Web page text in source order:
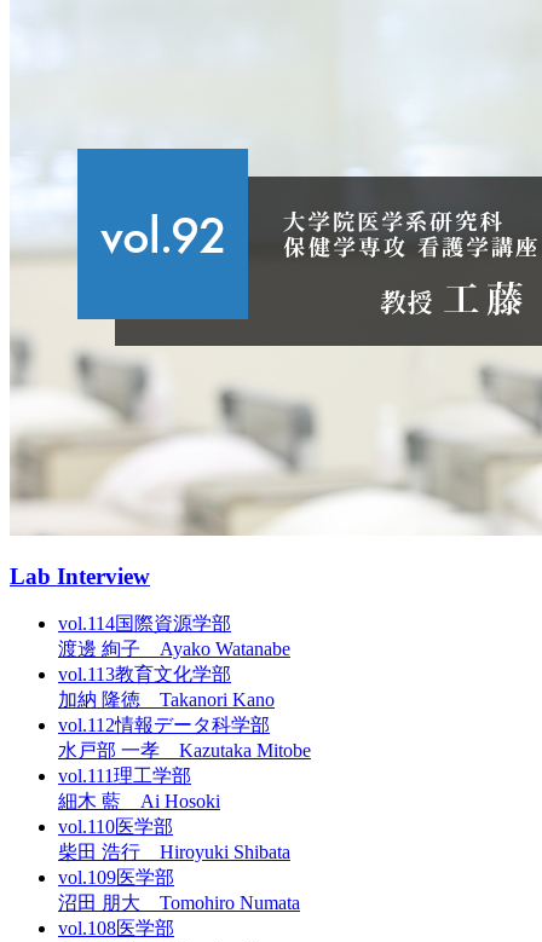
Lab Interview
vol.114国際資源学部
渡邊 絢子 Ayako Watanabe
vol.113教育文化学部
加納 隆徳 Takanori Kano
vol.112情報データ科学部
水戸部 一孝 Kazutaka Mitobe
vol.111理工学部
細木 藍 Ai Hosoki
vol.110医学部
柴田 浩行 Hiroyuki Shibata
vol.109医学部
沼田 朋大 Tomohiro Numata
vol.108医学部